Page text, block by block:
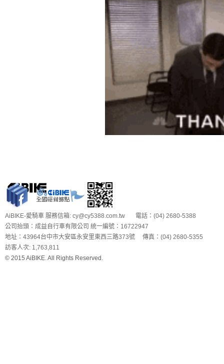
AiBIKE-愛騎車 服務信箱: cy@cy5388.com.tw 電話：(04) 2680-5388
公司抬頭：成益自行車有限公司 統一編號：16722947
地址：43964台中市大安區永安里東西三路373號 傳真：(04) 2680-5355
訪客人次: 1,763,811
© 2015 AiBIKE. All Rights Reserved.